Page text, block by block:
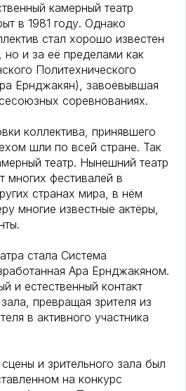
камерный театр
в 1981 году. Однако
стал хорошо известен
но и за её пределами как
Политехнического
Ернджакян), завоёвывшая
соревнованиях.
коллектива, принявшего
шли по всей стране. Так
театр. Нынешний театр
многих фестивалей в
странах мира, в нём
многие известные актёры,
стала Система
Ара Ернджакяном.
и естественный контакт
превращая зрителя из
в активного участника
и зрительного зала был
на конкурс